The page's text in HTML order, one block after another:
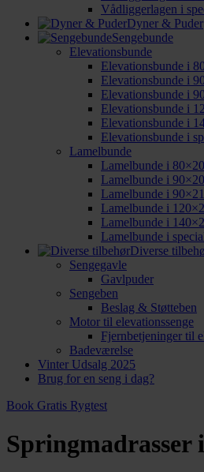
Vådliggerlagen i
Dyner & Puder
Sengebunde
Elevationsbunde
Elevationsbunde i
Elevationsbunde i
Elevationsbunde i
Elevationsbunde i
Elevationsbunde i
Elevationsbunde i
Lamelbunde
Lamelbunde i
Lamelbunde i
Lamelbunde i
Lamelbunde i
Lamelbunde i
Lamelbunde i
Diverse
Sengegavle
Gavlpuder
Sengeben
Beslag & Støtteben
Motor til elevationssenge
Fjernbetjeninger til
Badeværelse
Vinter Udsalg 2025
Brug for en seng i dag?
Book Gratis Rygtest
Springmadrasser